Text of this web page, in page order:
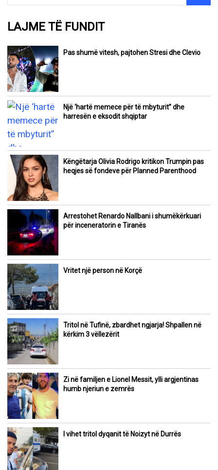
LAJME TË FUNDIT
Pas shumë vitesh, pajtohen Stresi dhe Clevio
Një ‘hartë memece për të mbyturit” dhe
harresën e eksodit shqiptar
Këngëtarja Olivia Rodrigo kritikon Trumpin pas
heqjes së fondeve për Planned Parenthood
Arrestohet Renardo Nallbani i shumëkërkuari
për inceneratorin e Tiranës
Vritet një person në Korçë
Tritol në Tufinë, zbardhet ngjarja! Shpallen në
kërkim 3 vëllezërit
Zi në familjen e Lionel Messit, ylli argjentinas
humb njeriun e zemrës
I vihet tritol dyqanit të Noizyt në Durrës